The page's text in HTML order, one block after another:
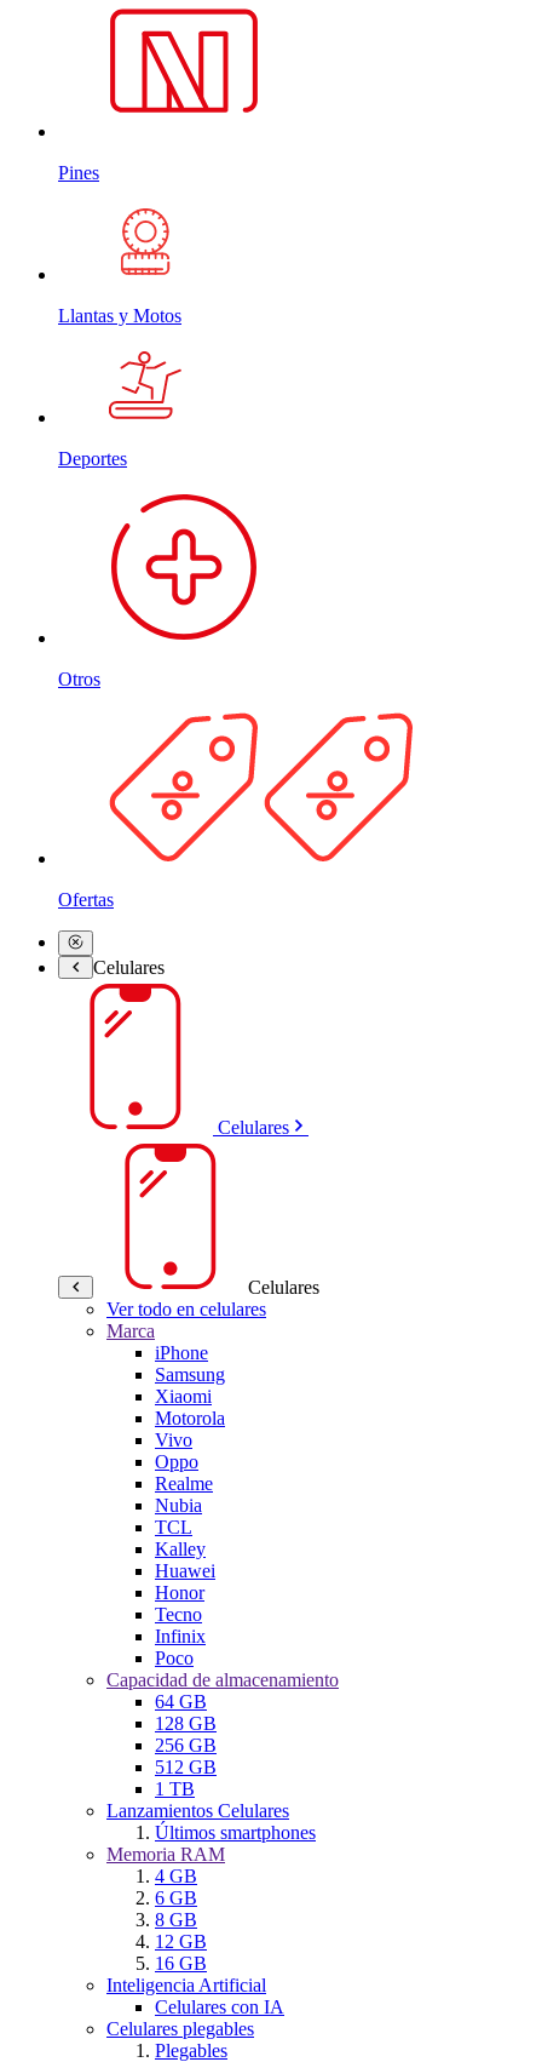
Pines
Llantas y Motos
Deportes
Otros
Ofertas
Celulares
Celulares
Celulares
Ver todo en celulares
Marca
iPhone
Samsung
Xiaomi
Motorola
Vivo
Oppo
Realme
Nubia
TCL
Kalley
Huawei
Honor
Tecno
Infinix
Poco
Capacidad de almacenamiento
64 GB
128 GB
256 GB
512 GB
1 TB
Lanzamientos Celulares
Últimos smartphones
Memoria RAM
4 GB
6 GB
8 GB
12 GB
16 GB
Inteligencia Artificial
Celulares con IA
Celulares plegables
Plegables